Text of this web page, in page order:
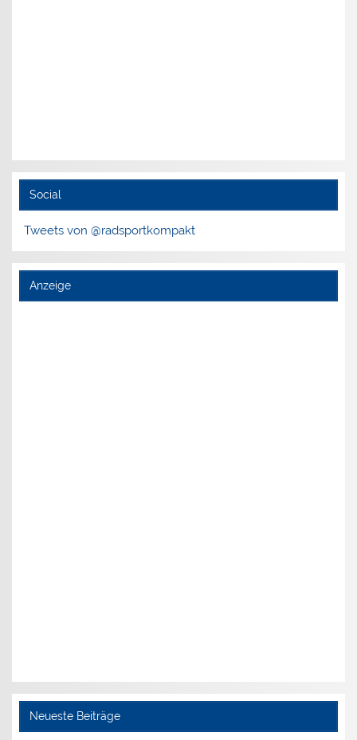
Social
Tweets von @radsportkompakt
Anzeige
Neueste Beiträge